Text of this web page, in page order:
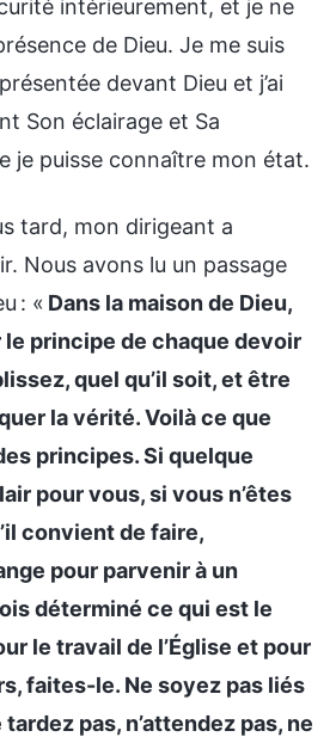
intérieurement, et je ne
de Dieu. Je me suis
devant Dieu et j’ai
Son éclairage et Sa
je puisse connaître mon état.
tard, mon dirigeant a
Nous avons lu un passage
: « Dans la maison de Dieu,
principe de chaque devoir
quel qu’il soit, et être
la vérité. Voilà ce que
principes. Si quelque
pour vous, si vous n’êtes
convient de faire,
pour parvenir à un
déterminé ce qui est le
le travail de l’Église et pour
faites-le. Ne soyez pas liés
pas, n’attendez pas, ne